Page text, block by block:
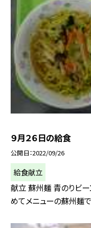
９月２６日の給食
公開日 2022/09/26
給食献立
献立 蘇州麺 青のりビ
めてメニューの蘇州麺